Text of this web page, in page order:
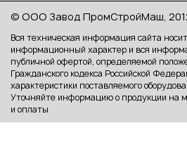
© ООО Завод ПромСтройМаш,
Вся техническая информация сайта
информационный характер и вся
публичной офертой, определяемой
Гражданского кодекса Российской
характеристики поставляемого
Уточняйте информацию о продукции на
и оплаты